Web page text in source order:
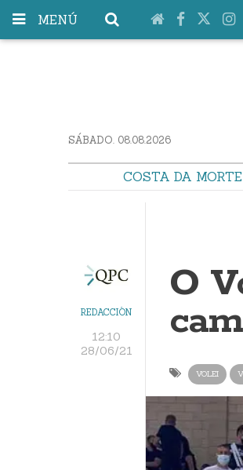
MENÚ
SÁBADO. 08.08.2026
COSTA DA MORTE
REDACCIÓN
12:10
28/06/21
O
VOLEI